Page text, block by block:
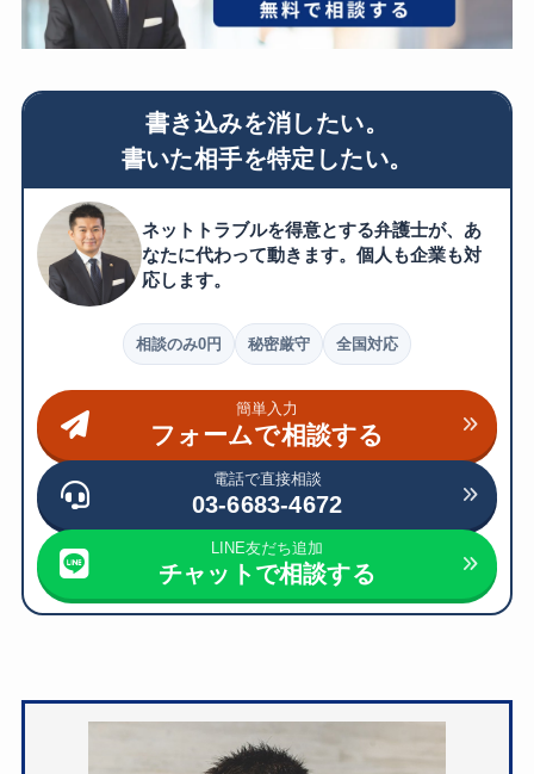
書き込みを消したい。
書いた相手を特定したい。
ネットトラブルを得意とする弁護士が、あ
なたに代わって動きます。個人も企業も対
応します。
相談のみ0円 秘密厳守 全国対応
簡単入力
フォームで相談する
電話で直接相談
03-6683-4672
LINE友だち追加
チャットで相談する